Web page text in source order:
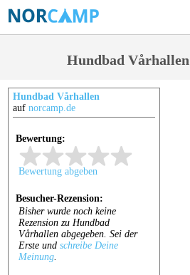
Hundbad
Hundbad Vårhallen
auf norcamp.de